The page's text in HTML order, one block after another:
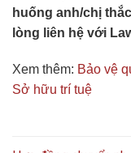
huống anh/chị
lòng liên hệ với
Xem thêm: Bảo vệ
Sở hữu trí tuệ